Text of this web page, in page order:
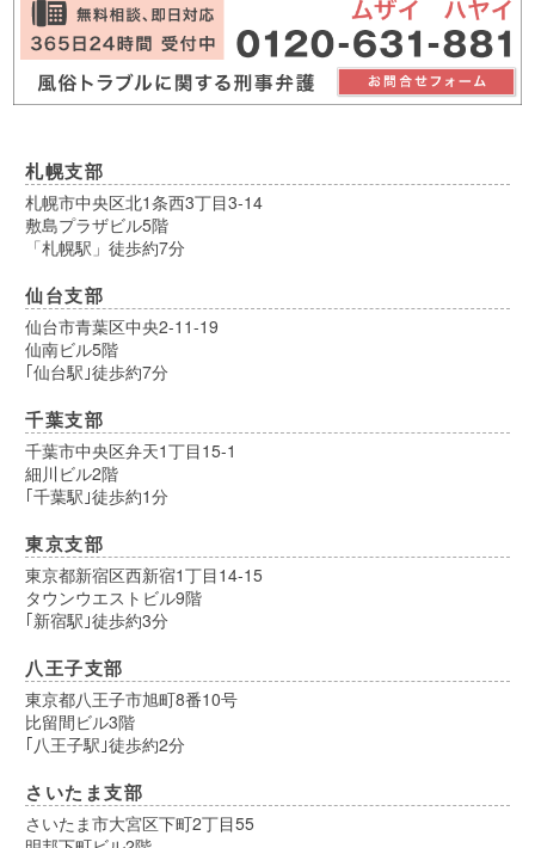
札幌支部
札幌市中央区北1条西3丁目3-14
敷島プラザビル5階
「札幌駅」徒歩約7分
仙台支部
仙台市青葉区中央2-11-19
仙南ビル5階
｢仙台駅｣徒歩約7分
千葉支部
千葉市中央区弁天1丁目15-1
細川ビル2階
｢千葉駅｣徒歩約1分
東京支部
東京都新宿区西新宿1丁目14-15
タウンウエストビル9階
｢新宿駅｣徒歩約3分
八王子支部
東京都八王子市旭町8番10号
比留間ビル3階
｢八王子駅｣徒歩約2分
さいたま支部
さいたま市大宮区下町2丁目55